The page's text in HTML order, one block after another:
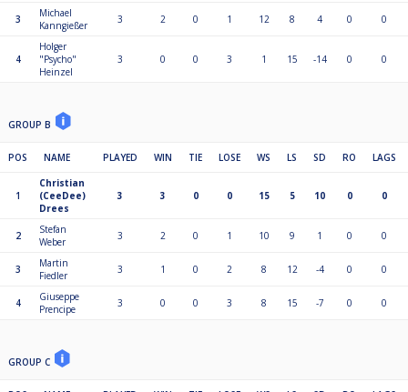
3
Michael
Kanngießer
3 2 0 1 12 8 4 0 0
4
Holger
"Psycho"
Heinzel
3 0 0 3 1 15 -14 0 0
GROUP B
POS NAME PLAYED WIN TIE LOSE WS LS SD RO LAGS
1
Christian
(CeeDee)
Drees
3 3 0 0 15 5 10 0 0
2
Stefan
Weber
3 2 0 1 10 9 1 0 0
3
Martin
Fiedler
3 1 0 2 8 12 -4 0 0
4
Giuseppe
Prencipe
3 0 0 3 8 15 -7 0 0
GROUP C